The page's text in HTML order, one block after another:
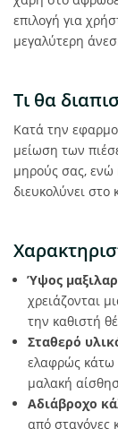
επιλογή για
μεγαλύτερη
Τι θα
Κατά την
μείωση των
μηρούς σας,
διευκολύνει
Ύψος
χρειάζονται
την καθιστή
Σταθερό
ελαφρώς κάτω
μαλακή
Αδιάβροχο
από σταγόνες